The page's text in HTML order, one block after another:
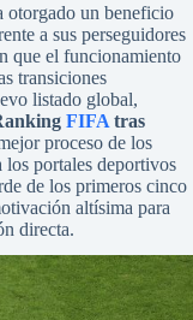
otorgado un beneficio
a sus perseguidores
que el funcionamiento
transiciones
listado global,
FIFA tras
proceso de los
portales deportivos
de los primeros cinco
altísima para
directa.